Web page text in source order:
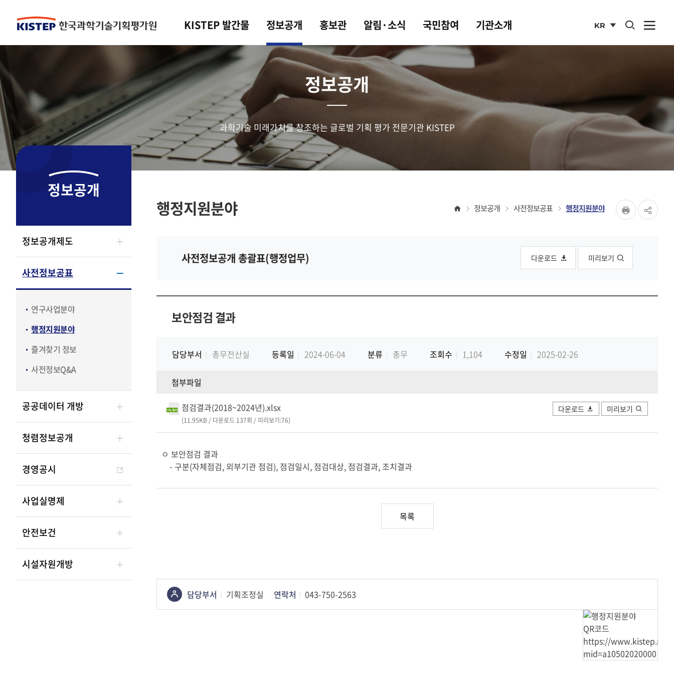
KISTEP 발간물 정보공개 홍보관 알림·소식 국민참여 기관소개
KR
사이트
통합검색 열기
사
열기
정보공개
과학기술 미래가치를 창조하는 글로벌 기획 평가 전문기관 KISTEP
정보공개
정보공개제도
사전정보공표
연구사업분야
행정지원분야
즐겨찾기 정보
사전정보Q&A
공공데이터 개방
청렴정보공개
경영공시
사업실명제
안전보건
시설자원개방
행정지원분야 홈 정보공개 사전정보공표 행정지원분야
페이지
사전정보공개 총괄표(행정업무) 다운로드 미리보기
보안점검 결과
담당부서 총무전산실 등록일 2024-06-04 분류 총무 조회수 1,104 수정일 2025-02-26
첨부파일
점검결과(2018~2024년).xlsx
(11.95KB / 다운로드 137회 / 미리보기:76)
다운로드 미리보기
ㅇ 보안점검 결과
- 구분(자체점검, 외부기관 점검), 점검일시, 점검대상, 점검결과, 조치결과
목록
콘텐츠
정보책임자
담당부서 기획조정실 연락처 043-750-2563